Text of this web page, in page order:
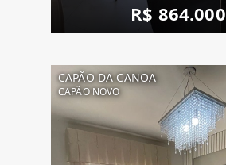
R$ 864.000
CAPÃO DA CANOA
CAPÃO NOVO